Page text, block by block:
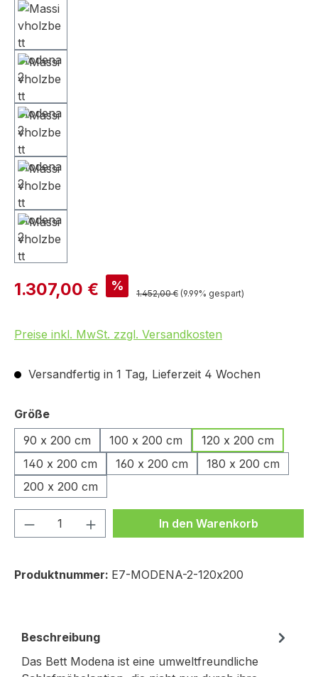
1.307,00 € %
1.452,00 € (9.99% gespart)
Preise inkl. MwSt. zzgl. Versandkosten
Versandfertig in 1 Tag, Lieferzeit 4 Wochen
Größeauswählen
90 x 200 cm
100 x 200 cm
120 x 200 cm
140 x 200 cm
160 x 200 cm
180 x 200 cm
200 x 200 cm
Produkt Anzahl: Gib denIn den Warenkorb
Produktnummer: E7-MODENA-2-120x200
Beschreibung
Das Bett Modena ist eine umweltfreundliche